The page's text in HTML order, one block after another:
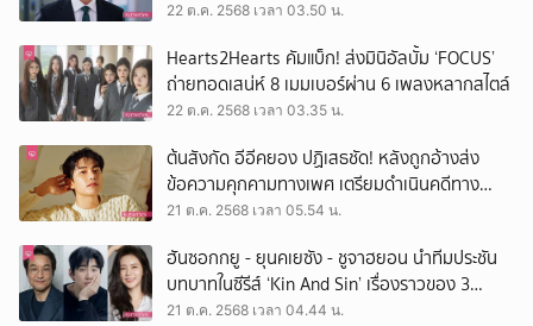
22 ต.ค. 2568 เวลา 03.50 น.
Hearts2Hearts คัมแบ็ก! ส่งมินิอัลบั้ม ‘FOCUS’
ถ่ายทอดเสน่ห์ 8 เมมเบอร์ผ่าน 6 เพลงหลากสไตล์
22 ต.ค. 2568 เวลา 03.35 น.
ต้นสังกัด อีอีคยอง ปฏิเสธชัด! หลังถูกอ้างส่ง
ข้อความคุกคามทางเพศ เตรียมดำเนินคดีทาง
กฎหมายต่อผู้เผยแพร่ข้อมูลเท็จ
21 ต.ค. 2568 เวลา 05.54 น.
ฮันซอกกยู - ยุนคเยซัง - ชูจาฮยอน นำทีมประชัน
บทบาทในซีรีส์ ‘Kin And Sin’ เรื่องราวของ 3
ตระกูลใหญ่แห่งเกาะเชจู
21 ต.ค. 2568 เวลา 04.44 น.